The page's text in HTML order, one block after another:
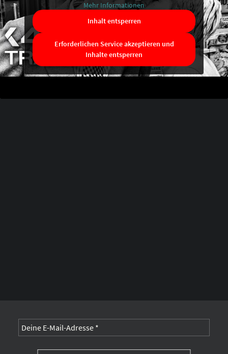
Mehr Informationen
Inhalt entsperren
Erforderlichen Service akzeptieren und
Inhalte entsperren